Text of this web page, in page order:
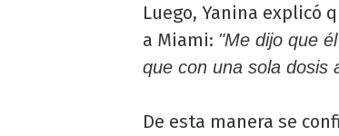
Luego, Yanina explicó
a Miami: "Me dijo que
que con una sola dosis
De esta manera se